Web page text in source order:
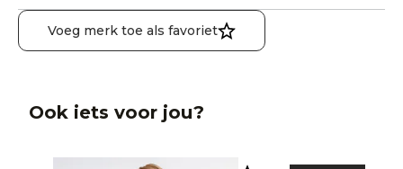
Voeg merk toe als favoriet
Ook iets voor jou?